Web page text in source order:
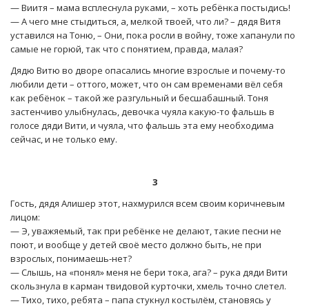
— Виитя – мама всплеснула руками, – хоть ребёнка постыдись!
— А чего мне стыдиться, а, мелкой твоей, что ли? – дядя Витя
уставился на Тоню, – Они, пока росли в войну, тоже хапанули по
самые не горюй, так что с понятием, правда, малая?
Дядю Витю во дворе опасались многие взрослые и почему-то
любили дети – оттого, может, что он сам временами вёл себя
как ребёнок – такой же разгульный и бесшабашный. Тоня
застенчиво улыбнулась, девочка чуяла какую-то фальшь в
голосе дяди Вити, и чуяла, что фальшь эта ему необходима
сейчас, и не только ему.
3
Гость, дядя Алишер этот, нахмурился всем своим коричневым
лицом:
— Э, уважяемый, так при ребёнке не делают, такие песни не
поют, и вообще у детей своё место должно быть, не при
взрослых, понимаешь-нет?
— Слышь, на «понял» меня не бери тока, ага? – рука дяди Вити
скользнула в карман твидовой курточки, хмель точно слетел.
— Тихо, тихо, ребята – папа стукнул костылём, становясь у